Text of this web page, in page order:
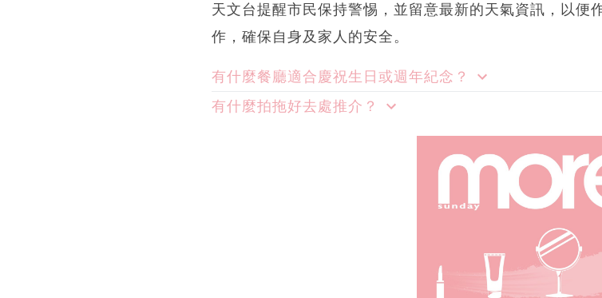
天文台提醒市民保持警惕，並留意最新的天氣資訊，以便
作，確保自身及家人的安全。
有什麼餐廳適合慶祝生日或週年紀念？
有什麼拍拖好去處推介？